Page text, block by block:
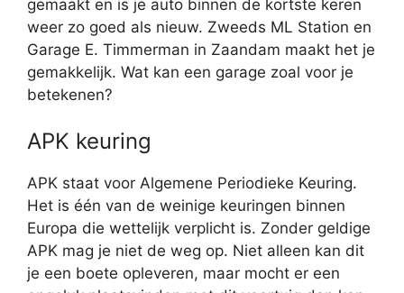
gemaakt en is je auto binnen de kortste keren
weer zo goed als nieuw. Zweeds ML Station en
Garage E. Timmerman in Zaandam maakt het je
gemakkelijk. Wat kan een garage zoal voor je
betekenen?
APK keuring
APK staat voor Algemene Periodieke Keuring.
Het is één van de weinige keuringen binnen
Europa die wettelijk verplicht is. Zonder geldige
APK mag je niet de weg op. Niet alleen kan dit
je een boete opleveren, maar mocht er een